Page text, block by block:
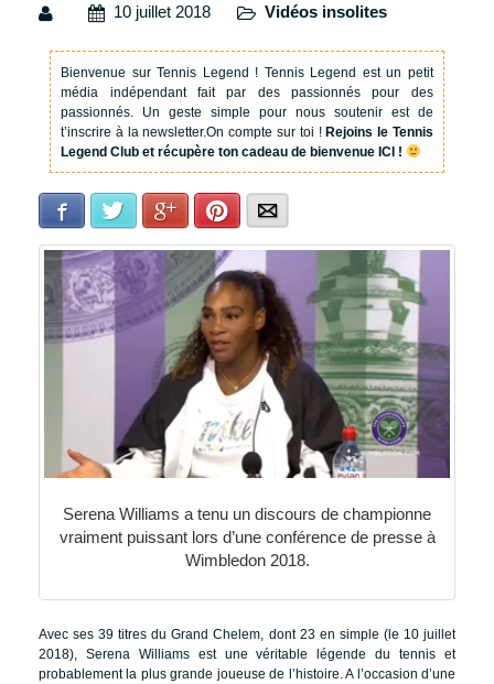
10 juillet 2018 Vidéos insolites
Bienvenue sur Tennis Legend ! Tennis Legend est un petit
média indépendant fait par des passionnés pour des
passionnés. Un geste simple pour nous soutenir est de
t’inscrire à la newsletter.On compte sur toi !Rejoins le Tennis
Legend Club et récupère ton cadeau de bienvenue ICI !
Facebook Twitter Google+Pinterest
Serena Williams a tenu un discours de championne
vraiment puissant lors d’une conférence de presse à
Wimbledon 2018.
Avec ses 39 titres du Grand Chelem, dont 23 en simple (le 10 juillet
2018), Serena Williams est une véritable légende du tennis et
probablement la plus grande joueuse de l’histoire. A l’occasion d’une